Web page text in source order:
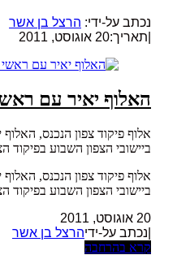
נכתב על-ידי: הרצל בן אשר
תאריך:20 אוגוסט, 2011
האלוף יאיר עם
אלוף פיקוד צפון הנכנס,
ביישובי הצפון השבוע בפיקוד
אלוף פיקוד צפון הנכנס,
ביישובי הצפון השבוע בפיקוד
20 אוגוסט, 2011
|נכתב על-ידיהרצל בן אשר
קרא בהרחבה